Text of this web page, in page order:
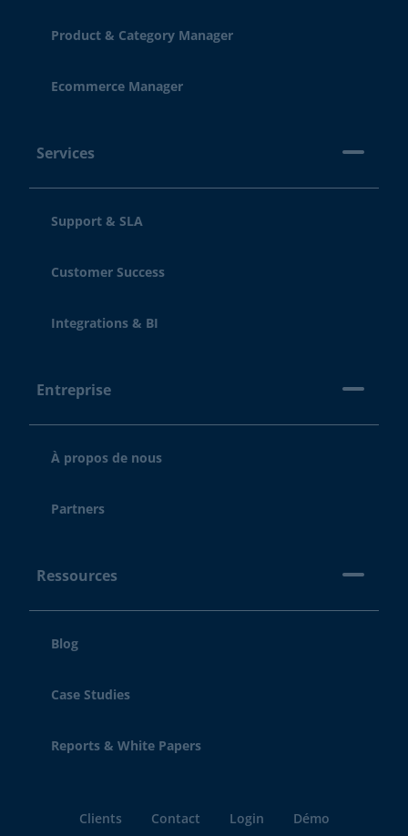
Product & Category Manager
Ecommerce Manager
Services
Support & SLA
Customer Success
Integrations & BI
Entreprise
À propos de nous
Partners
Ressources
Blog
Case Studies
Reports & White Papers
Clients Contact Login Démo